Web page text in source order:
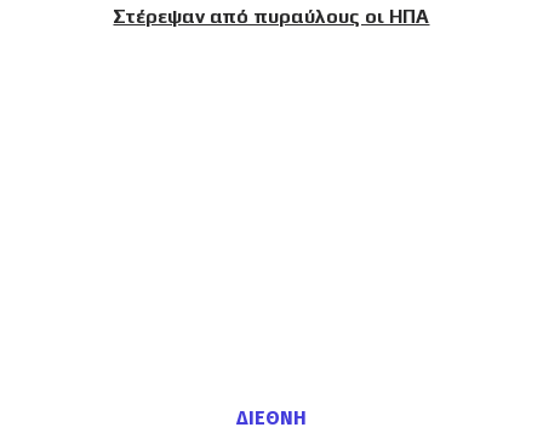
Στέρεψαν από πυραύλους οι ΗΠΑ
ΔΙΕΘΝΗ